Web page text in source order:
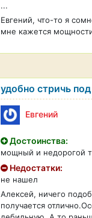
...
Евгений, что-то я
мне кажется
удобно стричь
Евгений
Достоинства:
мощный и недорогой
Недостатки:
не нашел
Алексей, ничего
получается